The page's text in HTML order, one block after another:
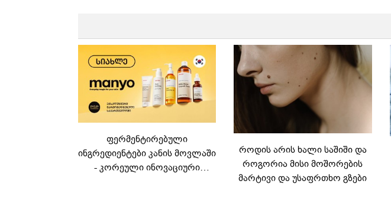
ფერმენტირებული
ინგრედიენტები კანის მოვლაში
- კორეული ინოვაციური
როდის არის ხალი საშიში და
როგორია მისი მოშორების
მარტივი და უსაფრთხო გზები